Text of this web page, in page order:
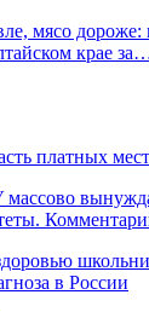
мясо дороже:
крае
платных мест
в России